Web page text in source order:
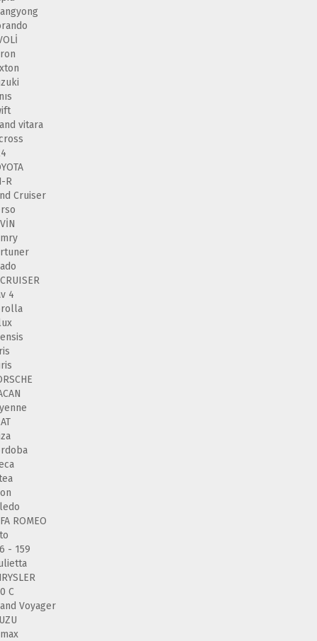
vitara
R
Cruiser
4
ROMEO
- 159
C
Voyager